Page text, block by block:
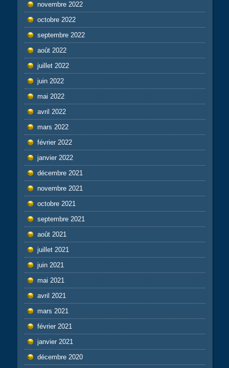
novembre 2022
octobre 2022
septembre 2022
août 2022
juillet 2022
juin 2022
mai 2022
avril 2022
mars 2022
février 2022
janvier 2022
décembre 2021
novembre 2021
octobre 2021
septembre 2021
août 2021
juillet 2021
juin 2021
mai 2021
avril 2021
mars 2021
février 2021
janvier 2021
décembre 2020